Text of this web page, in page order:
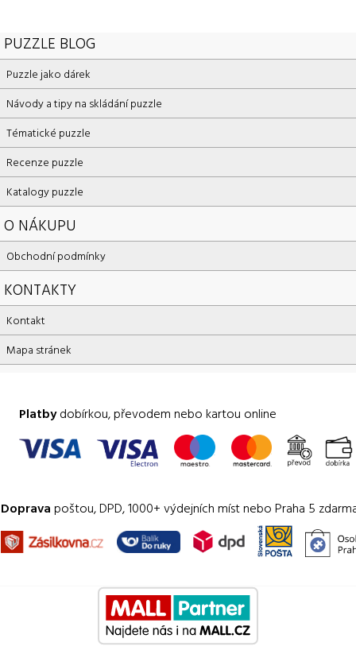
PUZZLE BLOG
Puzzle jako dárek
Návody a tipy na skládání puzzle
Tématické puzzle
Recenze puzzle
Katalogy puzzle
O NÁKUPU
Obchodní podmínky
KONTAKTY
Kontakt
Mapa stránek
Platbydobírkou, převodem nebo kartou online
Doprava poštou, DPD, 1000+ výdejních míst nebo Praha 5